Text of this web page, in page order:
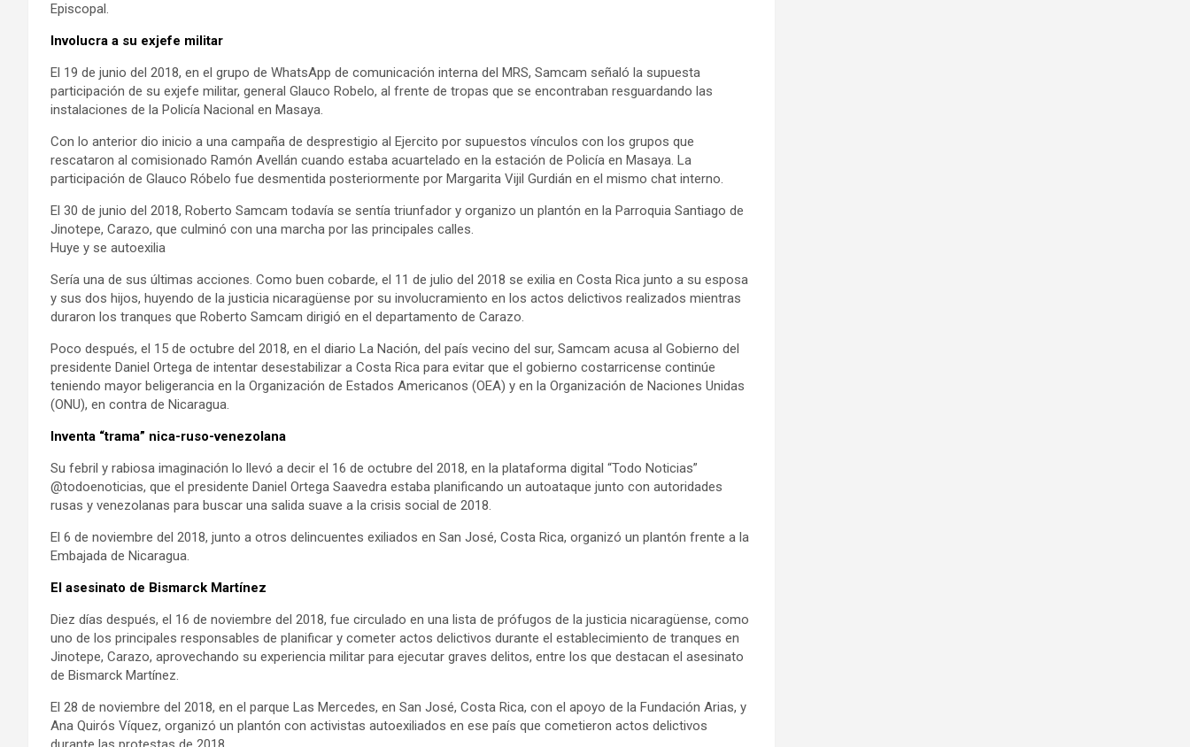
Episcopal.
Involucra a su exjefe militar
El 19 de junio del 2018, en el grupo de WhatsApp de comunicación interna del MRS, Samcam señaló la supuesta
participación de su exjefe militar, general Glauco Robelo, al frente de tropas que se encontraban resguardando las
instalaciones de la Policía Nacional en Masaya.
Con lo anterior dio inicio a una campaña de desprestigio al Ejercito por supuestos vínculos con los grupos que
rescataron al comisionado Ramón Avellán cuando estaba acuartelado en la estación de Policía en Masaya. La
participación de Glauco Róbelo fue desmentida posteriormente por Margarita Vijil Gurdián en el mismo chat interno.
El 30 de junio del 2018, Roberto Samcam todavía se sentía triunfador y organizo un plantón en la Parroquia Santiago de
Jinotepe, Carazo, que culminó con una marcha por las principales calles.
Huye y se autoexilia
Sería una de sus últimas acciones. Como buen cobarde, el 11 de julio del 2018 se exilia en Costa Rica junto a su esposa
y sus dos hijos, huyendo de la justicia nicaragüense por su involucramiento en los actos delictivos realizados mientras
duraron los tranques que Roberto Samcam dirigió en el departamento de Carazo.
Poco después, el 15 de octubre del 2018, en el diario La Nación, del país vecino del sur, Samcam acusa al Gobierno del
presidente Daniel Ortega de intentar desestabilizar a Costa Rica para evitar que el gobierno costarricense continúe
teniendo mayor beligerancia en la Organización de Estados Americanos (OEA) y en la Organización de Naciones Unidas
(ONU), en contra de Nicaragua.
Inventa “trama” nica-ruso-venezolana
Su febril y rabiosa imaginación lo llevó a decir el 16 de octubre del 2018, en la plataforma digital “Todo Noticias”
@todoenoticias, que el presidente Daniel Ortega Saavedra estaba planificando un autoataque junto con autoridades
rusas y venezolanas para buscar una salida suave a la crisis social de 2018.
El 6 de noviembre del 2018, junto a otros delincuentes exiliados en San José, Costa Rica, organizó un plantón frente a la
Embajada de Nicaragua.
El asesinato de Bismarck Martínez
Diez días después, el 16 de noviembre del 2018, fue circulado en una lista de prófugos de la justicia nicaragüense, como
uno de los principales responsables de planificar y cometer actos delictivos durante el establecimiento de tranques en
Jinotepe, Carazo, aprovechando su experiencia militar para ejecutar graves delitos, entre los que destacan el asesinato
de Bismarck Martínez.
El 28 de noviembre del 2018, en el parque Las Mercedes, en San José, Costa Rica, con el apoyo de la Fundación Arias, y
Ana Quirós Víquez, organizó un plantón con activistas autoexiliados en ese país que cometieron actos delictivos